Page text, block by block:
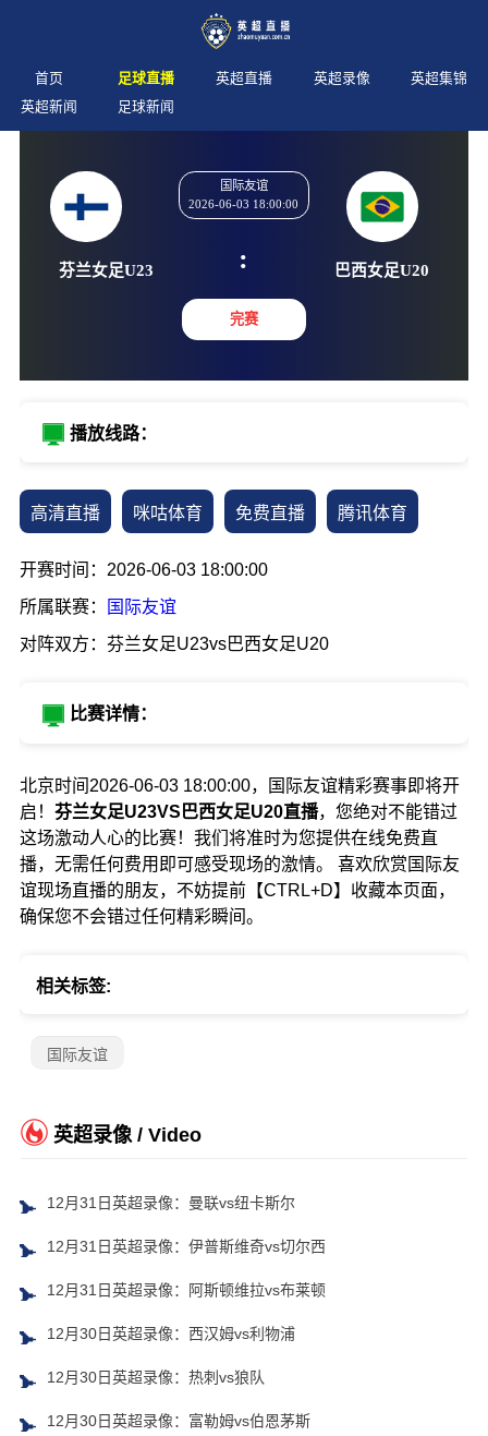
首页 足球直播 英超直播 英超录像
英超集锦
英超新闻
足球新闻
芬兰女足U23 :
播放线路：
高清直播 咪咕体育 免费直播 腾讯体育
开赛时间：2026-06-03 18:00:00
所属联赛：
国际友谊
对阵双方：芬兰女足U23vs巴西女足U20
比赛详情：
北京时间2026-06-03 18:00:00，国际友谊精彩赛事即将开
启！ 芬兰女足U23VS巴西女足U20直播，您绝对不能错过
这场激动人心的比赛！我们将准时为您提供在线免费直
播，无需任何费用即可感受现场的激情。 喜欢欣赏国际友
谊现场直播的朋友，不妨提前【CTRL+D】收藏本页面，
确保您不会错过任何精彩瞬间。
相关标签:
国际友谊
英超录像 / Video
12月31日英超录像：曼联vs纽卡斯尔
12月31日英超录像：伊普斯维奇vs切尔西
12月31日英超录像：阿斯顿维拉vs布莱顿
12月30日英超录像：西汉姆vs利物浦
12月30日英超录像：热刺vs狼队
12月30日英超录像：富勒姆vs伯恩茅斯